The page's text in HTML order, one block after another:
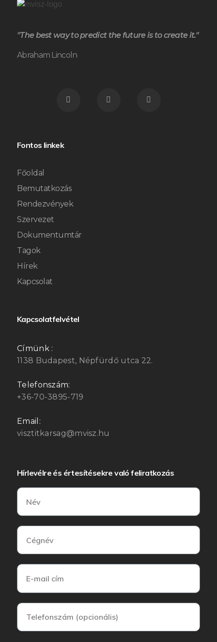
"The best way to predict the future is to create it."
Abraham Lincoln
Fontos linkek
Főoldal
Bemutatkozás
Rendezvények
Szervezet
Dokumentumtár
Tagok
Hírek
Kapcsolat
Kapcsolatfelvétel
Címünk :
1138 Budapest, Népfürdő utca 22.
Telefonszám:
+36-70-3895-719
Email:
visztitkarsag@mvisz.hu
Hírlevélre és értesítésekre való feliratkozás